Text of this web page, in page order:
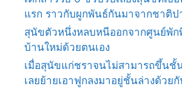
แรก ราวกับผูกพันธ์กันมาจากชาติป
สุนัขตัวหนึ่งหลบหนีออกจากศูนย์พัก
บ้านใหม่ด้วยตนเอง
เมื่อสุนัขแก่ชราจนไม่สามารถขึ้น
เลยย้ายเอาฟูกลงมาอยู่ชั้นล่างด้วยกั